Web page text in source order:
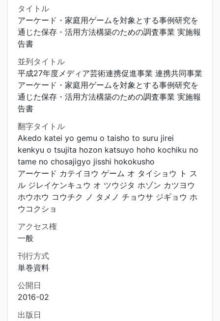
タイトル
アーケード・家庭用ゲームを対象とする事例研究を
通じた保存・活用方法構築のための調査事業 実施報
告書
並列タイトル
平成27年度メディア芸術連携促進事業 連携共同事業
アーケード・家庭用ゲームを対象とする事例研究を
通じた保存・活用方法構築のための調査事業 実施報
告書
翻字タイトル
Akedo katei yo gemu o taisho to suru jirei
kenkyu o tsujita hozon katsuyo hoho kochiku no
tame no chosajigyo jisshi hokokusho
アーケード カテイヨウ ゲーム オ タイショウ ト ス
ル ジレイケンキュウ オ ツウジタ ホゾン カツヨウ
ホウホウ コウチク ノ タメノ チョウサ ジギョウ ホ
ウコクショ
アクセス権
一般
刊行方式
単巻資料
公開日
2016-02
出版日